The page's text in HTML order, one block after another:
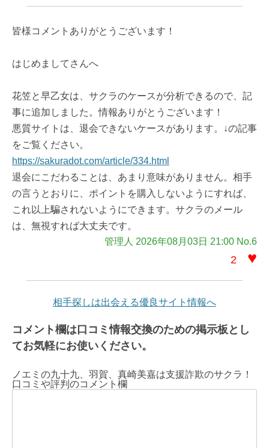
皆様コメントありがとうございます！
はじめましてさんへ
花笠と早乙女は、サクラのケースが分析できるので、記
事に追加しました。情報ありがとうございます！
悪質サイトは、退会できないケースがあります。↓の記事
をご覧ください。
https://sakuradot.com/article/334.html
退会にこだわることは、あまり意味がありません。相手
の言うとおりに、ポイントを購入しないようにすれば、
これ以上騙されないようにできます。サクラのメール
は、無視すれば大丈夫です。
管理人 2026年08月03日 21:00 No.6
2 ♥
相手探しは出会える優良サイト情報へ
コメント欄は口コミ情報交換のための掲示板とし
てお気軽にお使いください。
ノエミの九十九、羽賀、真崎美嘉は支援詐欺のサクラ！
口コミや評判のコメント欄